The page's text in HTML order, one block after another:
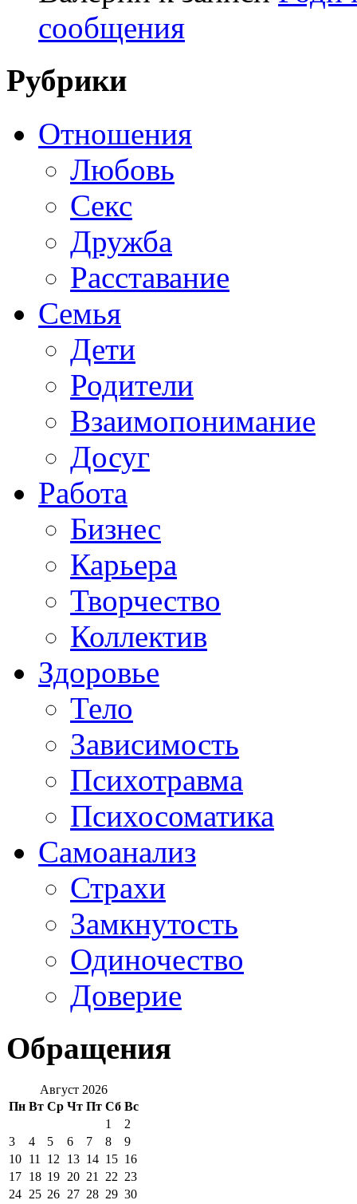
сообщения
Рубрики
Отношения
Любовь
Секс
Дружба
Расставание
Семья
Дети
Родители
Взаимопонимание
Досуг
Работа
Бизнес
Карьера
Творчество
Коллектив
Здоровье
Тело
Зависимость
Психотравма
Психосоматика
Самоанализ
Страхи
Замкнутость
Одиночество
Доверие
Обращения
Август 2026
Пн Вт Ср Чт Пт Сб Вс
1
2
3
4 5 6 7 8
9
10 11 12 13 14 15 16
17 18 19 20 21 22 23
24 25 26 27 28 29 30